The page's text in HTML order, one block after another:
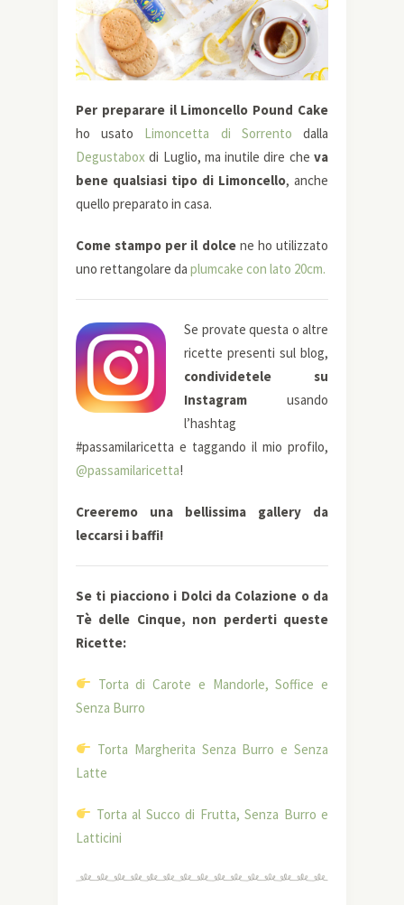
Per preparare il Limoncello Pound Cake
ho usato Limoncetta di Sorrento dalla
Degustabox di Luglio, ma inutile dire che va
bene qualsiasi tipo di Limoncello, anche
quello preparato in casa.
Come stampo per il dolcene ho utilizzato
uno rettangolare da plumcake con lato 20cm.
Se provate questa o altre
ricette presenti sul blog,
condividetele su
Instagram usando
l’hashtag
#passamilaricetta e taggando il mio profilo,
@passamilaricetta!
Creeremo una bellissima gallery da
leccarsi i baffi!
Se ti piacciono i Dolci da Colazione o da
Tè delle Cinque, non perderti queste
Ricette:
Torta di Carote e Mandorle, Soffice e
Senza Burro
Torta Margherita Senza Burro e Senza
Latte
Torta al Succo di Frutta, Senza Burro e
Latticini